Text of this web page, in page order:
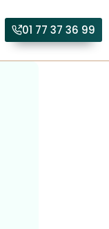
01 77 37 36 99